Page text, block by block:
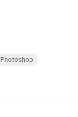
Photoshop